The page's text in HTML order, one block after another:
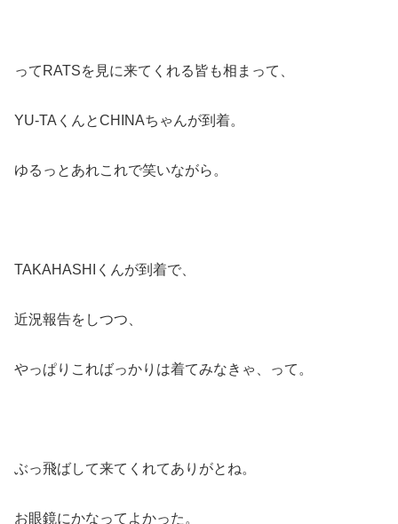
ってRATSを見に来てくれる皆も相まって、
YU-TAくんとCHINAちゃんが到着。
ゆるっとあれこれで笑いながら。
TAKAHASHIくんが到着で、
近況報告をしつつ、
やっぱりこればっかりは着てみなきゃ、って。
ぶっ飛ばして来てくれてありがとね。
お眼鏡にかなってよかった。